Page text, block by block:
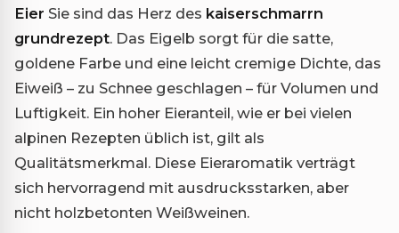
Eier Sie sind das Herz des kaiserschmarrn
grundrezept. Das Eigelb sorgt für die satte,
goldene Farbe und eine leicht cremige Dichte, das
Eiweiß – zu Schnee geschlagen – für Volumen und
Luftigkeit. Ein hoher Eieranteil, wie er bei vielen
alpinen Rezepten üblich ist, gilt als
Qualitätsmerkmal. Diese Eieraromatik verträgt
sich hervorragend mit ausdrucksstarken, aber
nicht holzbetonten Weißweinen.